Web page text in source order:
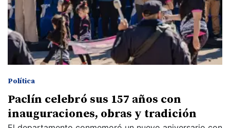
Política
Paclín celebró sus 157 años con
inauguraciones, obras y tradición